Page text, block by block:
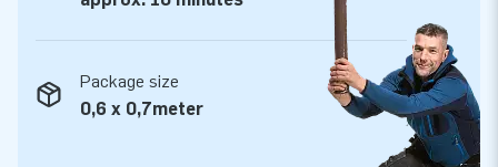
Package size
0,6 x 0,7meter